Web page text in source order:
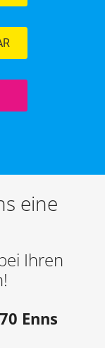
eine
Ihren
Enns